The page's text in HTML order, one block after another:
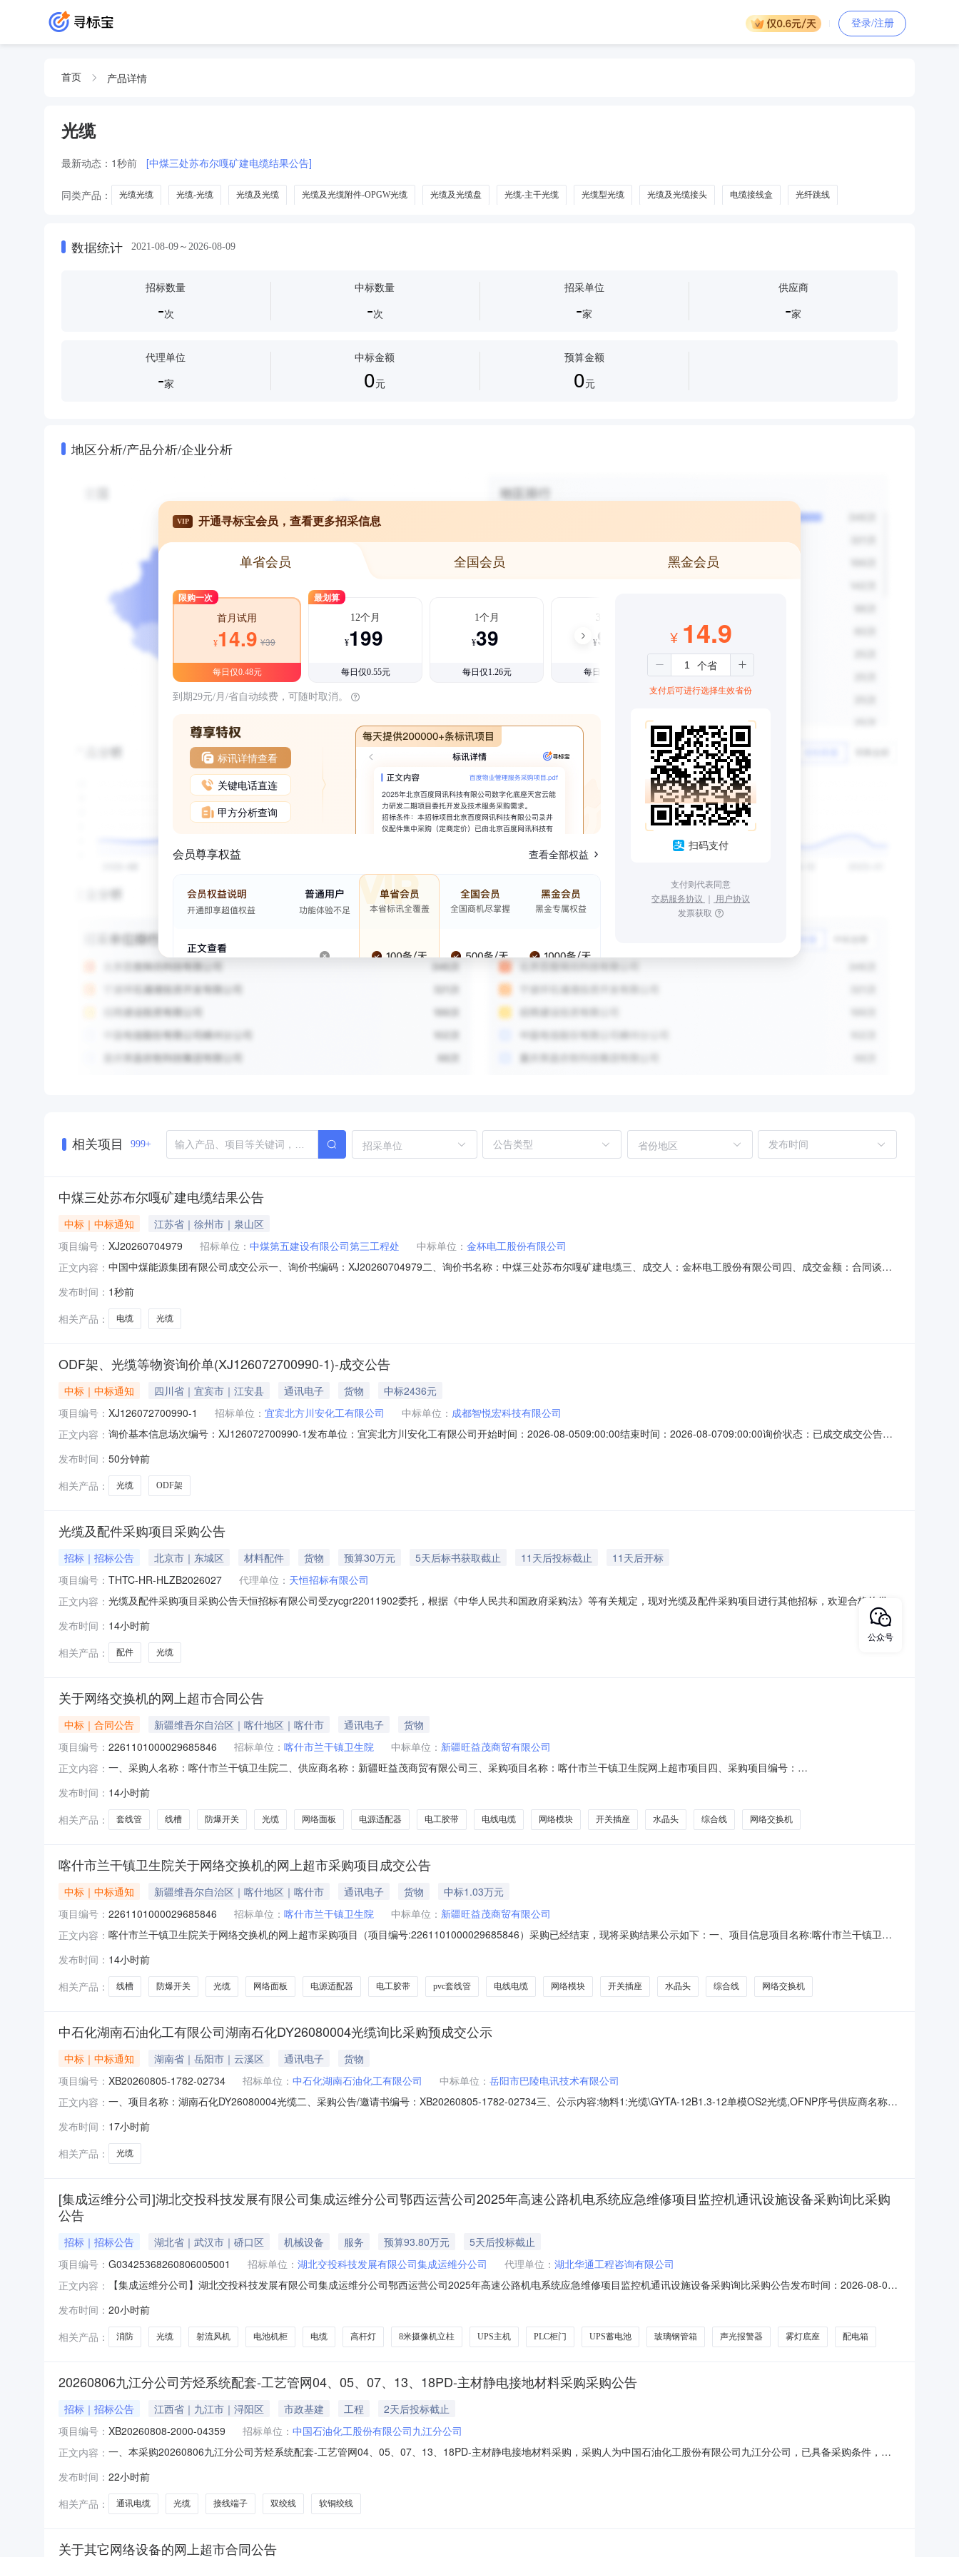
登录/注册
首页 产品详情
光缆
最新动态： 1秒前 [中煤三处苏布尔嘎矿建电缆结果公告]
同类产品： 光缆光缆 光缆-光缆 光缆及光缆 光缆及光缆附件-OPGW光缆 光缆及光缆盘 光缆-主干光缆 光缆型光缆 光缆及光缆接头 电缆接线盒 光纤跳线
数据统计 2021-08-09～2026-08-09
招标数量
-次
中标数量
-次
招采单位
-家
供应商
-家
代理单位
-家
中标金额
0元
预算金额
0元
地区分析/产品分析/企业分析
VIP 开通寻标宝会员，查看更多招采信息
单省会员 全国会员 黑金会员
限购一次
首月试用
¥14.9 ¥39
每日仅0.48元
最划算
12个月
¥199
每日仅0.55元
1个月
¥39
每日仅1.26元
3个月
¥99
每日仅1.08元
到期29元/月/省自动续费，可随时取消。
标讯详情查看
关键电话直连
甲方分析查询
会员尊享权益 查看全部权益
¥ 14.9
支付后可进行选择生效省份
扫码支付
支付则代表同意
交易服务协议 ｜ 用户协议
发票获取
相关项目 999+ 招采单位 省份地区
中煤三处苏布尔嘎矿建电缆结果公告
中标｜中标通知
江苏省｜徐州市｜泉山区
项目编号： XJ20260704979 招标单位： 中煤第五建设有限公司第三工程处 中标单位： 金杯电工股份有限公司
正文内容： 中国中煤能源集团有限公司成交公示一、询价书编码：XJ20260704979二、询价书名称：中煤三处苏布尔嘎矿建电缆三、成交人：金杯电工股份有限公司四、成交金额：合同谈判
缆|RVVP10*0.75220V|10×0.75米1100.0132026-08-0800:00:00080201801631阻燃电缆|ZC-KVVP450/750V|
发布时间： 1秒前
相关产品：
电缆 光缆
ODF架、光缆等物资询价单(XJ126072700990-1)-成交公告
中标｜中标通知 四川省｜宜宾市｜江安县 通讯电子 货物
中标2436元
项目编号： XJ126072700990-1 招标单位： 宜宾北方川安化工有限公司 中标单位： 成都智悦宏科技有限公司
正文内容： 询价基本信息场次编号：XJ126072700990-1发布单位：宜宾北方川安化工有限公司开始时间：2026-08-0509:00:00结束时间：2026-08-0709:00:00询价状态：已成交成交公告序
2、技术参数不详请联系：陈利135507139071.0批1.0批2436.0(人民币)2026-08-1200:00:00HT126080900011
发布时间： 50分钟前
相关产品：
光缆 ODF架
光缆及配件采购项目采购公告
招标｜招标公告 北京市｜东城区 材料配件 货物 预算30万元 5天后标书获取截止 11天后投标截止
11天后开标
项目编号： THTC-HR-HLZB2026027 代理单位： 天恒招标有限公司
正文内容： 光缆及配件采购项目采购公告天恒招标有限公司受zycgr22011902委托，根据《中华人民共和国政府采购法》等有关规定，现对光缆及配件采购项目进行其他招标，欢迎合格的供应
53393728采购单位联系方式：采购单位：zycgr22011902采购单位地址：/采购单位联系方式：李老师010-57305134代理机构联系方式：代理机构：天恒招标有限公司代
发布时间： 14小时前
相关产品：
配件 光缆
关于网络交换机的网上超市合同公告
中标｜合同公告 新疆维吾尔自治区｜喀什地区｜喀什市 通讯电子
货物
项目编号： 2261101000029685846 招标单位： 喀什市兰干镇卫生院 中标单位： 新疆旺益茂商贸有限公司
正文内容： 一、采购人名称：喀什市兰干镇卫生院二、供应商名称：新疆旺益茂商贸有限公司三、采购项目名称：喀什市兰干镇卫生院网上超市项目四、采购项目编号：
LinkTL-SF1008台10.00909002烽火室外铠装千兆多模光缆光纤电缆烽火光缆米245.0049803正泰电工胶带正泰/CHNT电工胶带卷30.0051504山泽
发布时间： 14小时前
相关产品：
套线管 线槽 防爆开关 光缆 网络面板 电源适配器 电工胶带 电线电缆 网络模块 开关插座 水晶头 综合线 网络交换机
喀什市兰干镇卫生院关于网络交换机的网上超市采购项目成交公告
中标｜中标通知 新疆维吾尔自治区｜喀什地区｜喀什市 通讯电子 货物
中标1.03万元
项目编号： 2261101000029685846 招标单位： 喀什市兰干镇卫生院 中标单位： 新疆旺益茂商贸有限公司
正文内容： 喀什市兰干镇卫生院关于网络交换机的网上超市采购项目（项目编号:2261101000029685846）采购已经结束，现将采购结果公示如下：一、项目信息项目名称:喀什市兰干镇卫生
所在行政区划编码:653101项目所在行政区划名称:新疆维吾尔自治区喀什地区喀什市报价起止时间:-二、采购单位信息采购单位名称:喀什市兰干镇卫生院采购单
发布时间： 14小时前
相关产品：
线槽 防爆开关 光缆 网络面板 电源适配器 电工胶带 pvc套线管 电线电缆 网络模块 开关插座 水晶头 综合线 网络交换机
中石化湖南石油化工有限公司湖南石化DY26080004光缆询比采购预成交公示
中标｜中标通知 湖南省｜岳阳市｜云溪区 通讯电子
货物
项目编号： XB20260805-1782-02734 招标单位： 中石化湖南石油化工有限公司 中标单位： 岳阳市巴陵电讯技术有限公司
正文内容： 一、项目名称：湖南石化DY26080004光缆二、采购公告/邀请书编号：XB20260805-1782-02734三、公示内容:物料1:光缆\GYTA-12B1.3-12单模OS2光缆,OFNP序号供应商名称候
讯技术有限公司预成交供应商4/42026-10-21物料3:光缆\GYXTW-8B1.3序号供应商名称候选供应商已报物料交货
发布时间： 17小时前
相关产品：
光缆
[集成运维分公司]湖北交投科技发展有限公司集成运维分公司鄂西运营公司2025年高速公路机电系统应急维修项目监控机通讯设施设备采购询比采购
公告
招标｜招标公告 湖北省｜武汉市｜硚口区 机械设备 服务 预算93.80万元
5天后投标截止
项目编号： G03425368260806005001 招标单位： 湖北交投科技发展有限公司集成运维分公司 代理单位： 湖北华通工程咨询有限公司
正文内容：
【集成运维分公司】湖北交投科技发展有限公司集成运维分公司鄂西运营公司2025年高速公路机电系统应急维修项目监控机通讯设施设备采购询比采购公告发布时间：2026-08-08
代理机构”）受湖北交投科技发展有限公司集成运维分公司（以下简称“采购人”）的委托，对湖北交投科技发展有限公司集成运维分公司鄂西运营公司2025年高速公路机电系统应急
维修项目监控机通讯设施设
发布时间： 20小时前
相关产品：
消防 光缆 射流风机 电池机柜 电缆 高杆灯 8米摄像机立柱 UPS主机 PLC柜门 UPS蓄电池 玻璃钢管箱 声光报警器 雾灯底座 配电箱
20260806九江分公司芳烃系统配套-工艺管网04、05、07、13、18PD-主材静电接地材料采购采购公告
招标｜招标公告 江西省｜九江市｜浔阳区 市政基建 工程
2天后投标截止
项目编号： XB20260808-2000-04359 招标单位： 中国石油化工股份有限公司九江分公司
正文内容： 一、本采购20260806九江分公司芳烃系统配套-工艺管网04、05、07、13、18PD-主材静电接地材料采购，采购人为中国石油化工股份有限公司九江分公司，已具备采购条件，现
\UTP-四对非屏蔽0.1KM2027-05-31九江分公司物装设备项目工厂/23073060093863605接线端子\OT6-10-0.7-紫铜4642
发布时间： 22小时前
相关产品：
通讯电缆 光缆 接线端子 双绞线 软铜绞线
关于其它网络设备的网上超市合同公告
公众号